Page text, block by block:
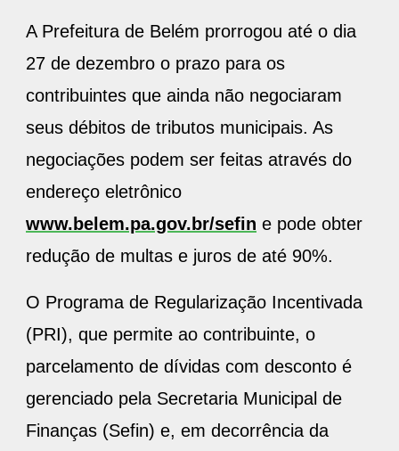
A Prefeitura de Belém prorrogou até o dia
27 de dezembro o prazo para os
contribuintes que ainda não negociaram
seus débitos de tributos municipais. As
negociações podem ser feitas através do
endereço eletrônico
www.belem.pa.gov.br/sefin e pode obter
redução de multas e juros de até 90%.
O Programa de Regularização Incentivada
(PRI), que permite ao contribuinte, o
parcelamento de dívidas com desconto é
gerenciado pela Secretaria Municipal de
Finanças (Sefin) e, em decorrência da